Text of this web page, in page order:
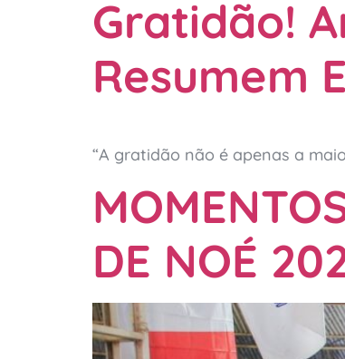
Gratidão!
Resumem
“A gratidão não é apenas a
DE NOÉ